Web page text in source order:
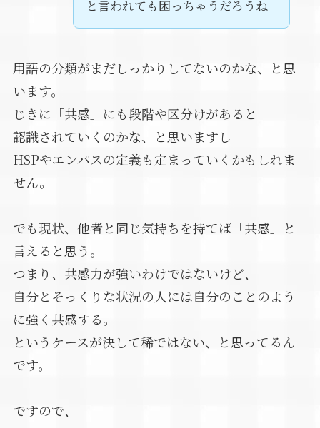
と言われても困っちゃうだろうね
用語の分類がまだしっかりしてないのかな、と思
います。
じきに「共感」にも段階や区分けがあると
認識されていくのかな、と思いますし
HSPやエンパスの定義も定まっていくかもしれま
せん。
でも現状、他者と同じ気持ちを持てば「共感」と
言えると思う。
つまり、共感力が強いわけではないけど、
自分とそっくりな状況の人には自分のことのよう
に強く共感する。
というケースが決して稀ではない、と思ってるん
です。
ですので、